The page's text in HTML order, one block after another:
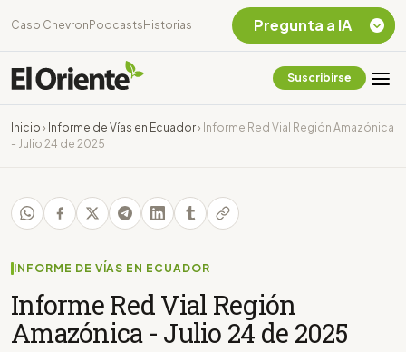
Caso Chevron Podcasts Historias
Suscribirse
Inicio › Informe de Vías en Ecuador› Informe Red Vial Región Amazónica
- Julio 24 de 2025
INFORME DE VÍAS EN ECUADOR
Informe Red Vial Región
Amazónica - Julio 24 de 2025
Pregunta a IA
Chevron Ecuador